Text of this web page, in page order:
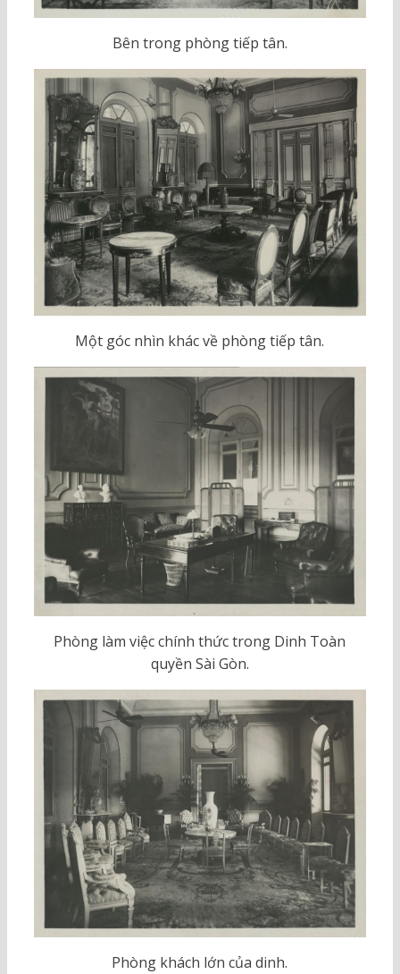
Bên trong phòng tiếp tân.
Một góc nhìn khác về phòng tiếp tân.
Phòng làm việc chính thức trong Dinh Toàn
quyền Sài Gòn.
Phòng khách lớn của dinh.